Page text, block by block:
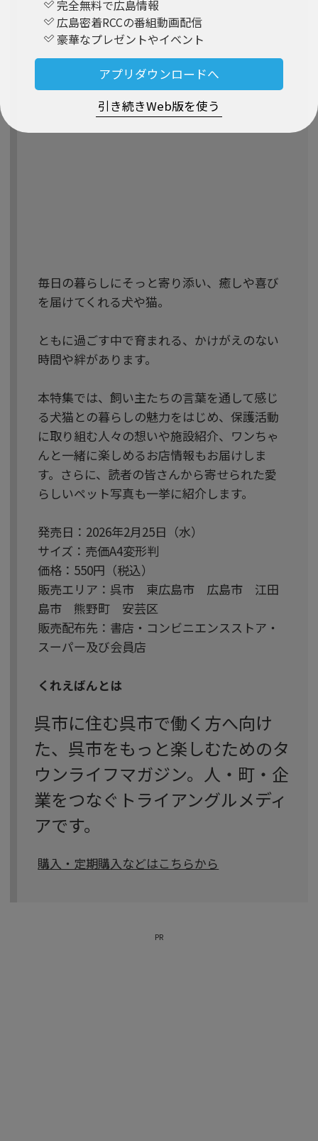
完全無料で広島情報
広島密着RCCの番組動画配信
豪華なプレゼントやイベント
アプリダウンロードへ
引き続きWeb版を使う
毎日の暮らしにそっと寄り添い、癒しや喜び
を届けてくれる犬や猫。
ともに過ごす中で育まれる、かけがえのない
時間や絆があります。
本特集では、飼い主たちの言葉を通して感じ
る犬猫との暮らしの魅力をはじめ、保護活動
に取り組む人々の想いや施設紹介、ワンちゃ
んと一緒に楽しめるお店情報もお届けしま
す。さらに、読者の皆さんから寄せられた愛
らしいペット写真も一挙に紹介します。
発売日：2026年2月25日（水）
サイズ：売価A4変形判
価格：550円（税込）
販売エリア：呉市 東広島市 広島市 江田
島市 熊野町 安芸区
販売配布先：書店・コンビニエンスストア・
スーパー及び会員店
くれえばんとは
呉市に住む呉市で働く方へ向け
た、呉市をもっと楽しむためのタ
ウンライフマガジン。人・町・企
業をつなぐトライアングルメディ
アです。
購入・定期購入などはこちらから
PR